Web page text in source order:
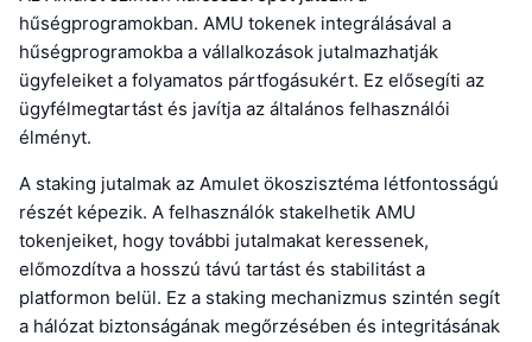
hűségprogramokban. AMU tokenek integrálásával a
hűségprogramokba a vállalkozások jutalmazhatják
ügyfeleiket a folyamatos pártfogásukért. Ez elősegíti az
ügyfélmegtartást és javítja az általános felhasználói
élményt.
A staking jutalmak az Amulet ökoszisztéma létfontosságú
részét képezik. A felhasználók stakelhetik AMU
tokenjeiket, hogy további jutalmakat keressenek,
előmozdítva a hosszú távú tartást és stabilitást a
platformon belül. Ez a staking mechanizmus szintén segít
a hálózat biztonságának megőrzésében és integritásának